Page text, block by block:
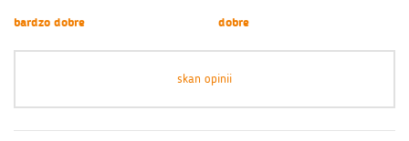
bardzo dobre
dobre
skan opinii